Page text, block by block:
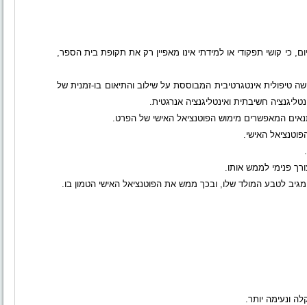
כי קושי תפקודי או למידתי אינו מאפיין רק את תקופת בית הספר,
טיפולית אינטגרטיבית המבוססת על שילוב והתיאום בו-זמנית של
חשיבתית ואינטליגנציה אנרגטית.
המאפשרים מימוש הפוטנציאל האישי של הפרט.
האישי.
פנימי לממש אותו.
לטבע המולד שלו, ובכך ממש את הפוטנציאל האישי הטמון בו.
ונעימה יותר.